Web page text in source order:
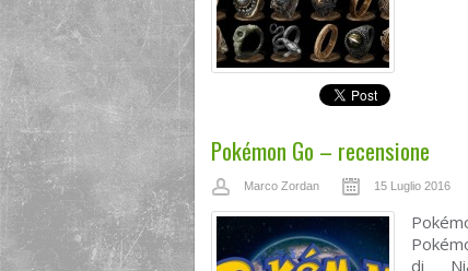
Pokémon Go – recensione
Marco Zordan 15 Luglio 2016
di